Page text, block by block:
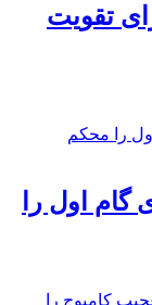
تقویت
گام اول را